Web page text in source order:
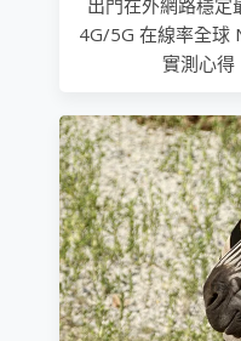
出門在外網路穩定
4G/5G 在線率全球
實測心得